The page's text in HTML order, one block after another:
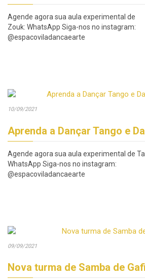
Agende agora sua aula experimental de
Zouk: WhatsApp Siga-nos no instagram:
@espacoviladancaearte
10/09/2021
Aprenda a Dançar Tango e
Agende agora sua aula experimental de
WhatsApp Siga-nos no instagram:
@espacoviladancaearte
09/09/2021
Nova turma de Samba de